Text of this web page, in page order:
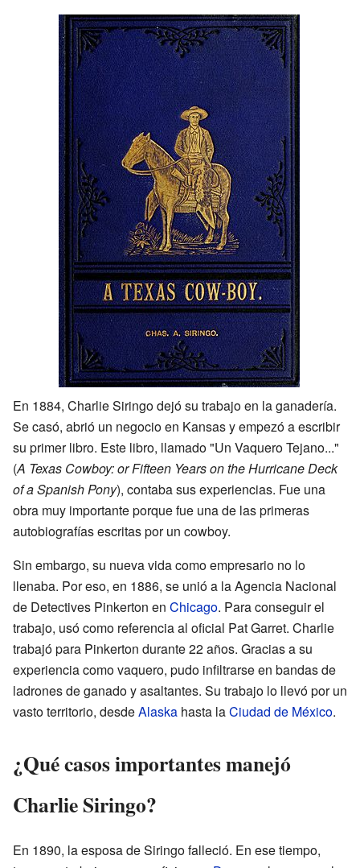
En 1884, Charlie Siringo dejó su trabajo en la ganadería.
Se casó, abrió un negocio en Kansas y empezó a escribir
su primer libro. Este libro, llamado "Un Vaquero Tejano..."
(A Texas Cowboy: or Fifteen Years on the Hurricane Deck
of a Spanish Pony), contaba sus experiencias. Fue una
obra muy importante porque fue una de las primeras
autobiografías escritas por un cowboy.
Sin embargo, su nueva vida como empresario no lo
llenaba. Por eso, en 1886, se unió a la Agencia Nacional
de Detectives Pinkerton en Chicago. Para conseguir el
trabajo, usó como referencia al oficial Pat Garret. Charlie
trabajó para Pinkerton durante 22 años. Gracias a su
experiencia como vaquero, pudo infiltrarse en bandas de
ladrones de ganado y asaltantes. Su trabajo lo llevó por un
vasto territorio, desdeAlaska hasta laCiudad de México.
¿Qué casos importantes manejó
Charlie Siringo?
En 1890, la esposa de Siringo falleció. En ese tiempo,